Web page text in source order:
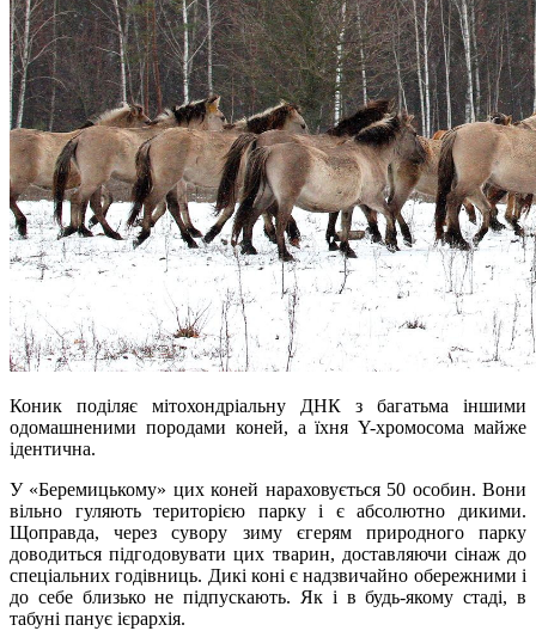
Коник поділяє мітохондріальну ДНК з багатьма іншими
одомашненими породами коней, а їхня Y-хромосома майже
ідентична.
У «Беремицькому» цих коней нараховується 50 особин. Вони
вільно гуляють територією парку і є абсолютно дикими.
Щоправда, через сувору зиму єгерям природного парку
доводиться підгодовувати цих тварин, доставляючи сінаж до
спеціальних годівниць. Дикі коні є надзвичайно обережними і
до себе близько не підпускають. Як і в будь-якому стаді, в
табуні панує ієрархія.